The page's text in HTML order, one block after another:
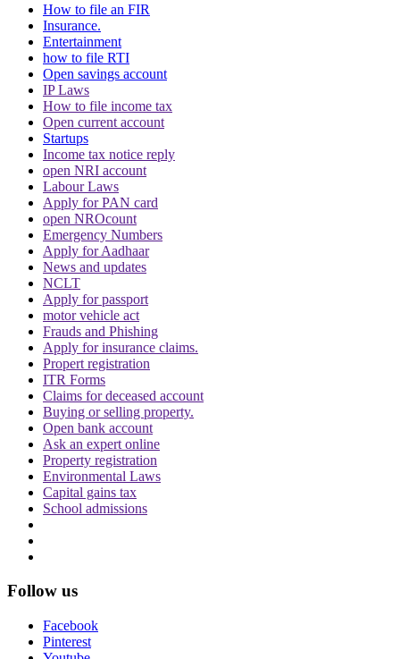
How to file an FIR
Insurance.
Entertainment
how to file RTI
Open savings account
IP Laws
How to file income tax
Open current account
Startups
Income tax notice reply
open NRI account
Labour Laws
Apply for PAN card
open NROcount
Emergency Numbers
Apply for Aadhaar
News and updates
NCLT
Apply for passport
motor vehicle act
Frauds and Phishing
Apply for insurance claims.
Propert registration
ITR Forms
Claims for deceased account
Buying or selling property.
Open bank account
Ask an expert online
Property registration
Environmental Laws
Capital gains tax
School admissions
Follow us
Facebook
Pinterest